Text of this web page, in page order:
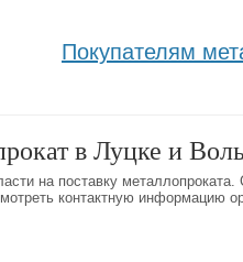
Покупателям
в Луцке и
на поставку
контактную информацию